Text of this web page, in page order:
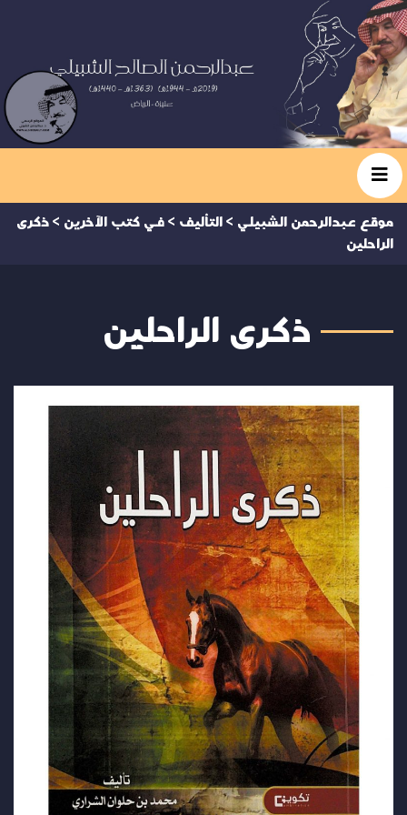
موقع عبدالرحمن الشبيلي > التأليف > في كتب الآخرين > ذكرى
الراحلين
ذكرى الراحلين